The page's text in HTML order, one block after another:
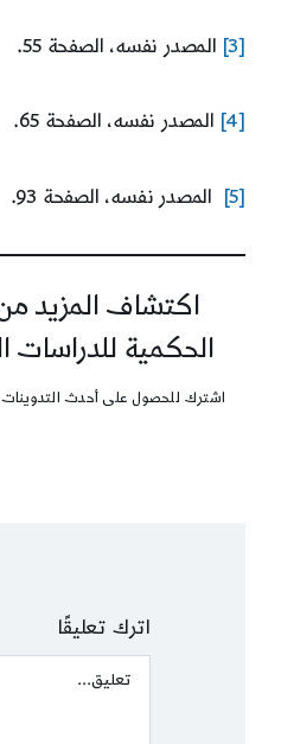
[3] المصدر نفسه، الصفحة 55.
[4] المصدر نفسه، الصفحة 65.
[5] المصدر نفسه، الصفحة 93.
اكتشاف المزيد
الحكمية للدراسات
اشترك للحصول على أحدث التدوينات
اترك تعليقًا
Comment